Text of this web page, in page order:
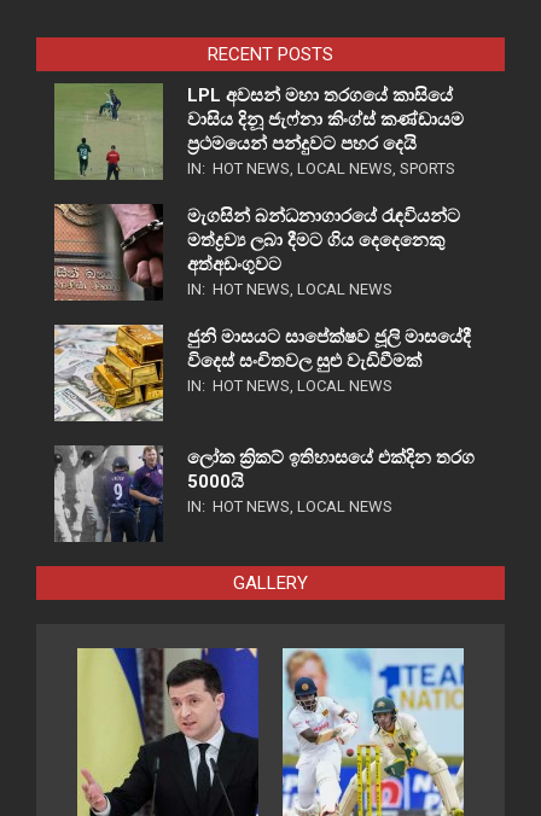
RECENT POSTS
LPL අවසන් මහා තරගයේ කාසියේ
වාසිය දිනූ ජැෆ්නා කිංග්ස් කණ්ඩායම
ප්‍රථමයෙන් පන්දුවට පහර දෙයි
IN: HOT NEWS, LOCAL NEWS, SPORTS
මැගසින් බන්ධනාගාරයේ රැඳවියන්ට
මත්ද්‍රව්‍ය ලබා දීමට ගිය දෙදෙනෙකු
අත්අඩංගුවට
IN: HOT NEWS, LOCAL NEWS
ජුනි මාසයට සාපේක්ෂව ජූලි මාසයේදී
විදෙස් සංචිතවල සුළු වැඩිවීමක්
IN: HOT NEWS, LOCAL NEWS
ලෝක ක්‍රිකට් ඉතිහාසයේ එක්දින තරග
5000යි
IN: HOT NEWS, LOCAL NEWS
GALLERY